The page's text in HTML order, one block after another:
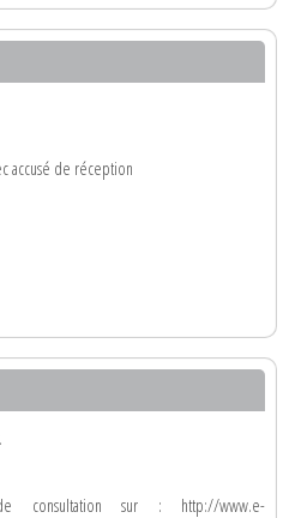
accusé de réception
consultation sur : http://www.e-